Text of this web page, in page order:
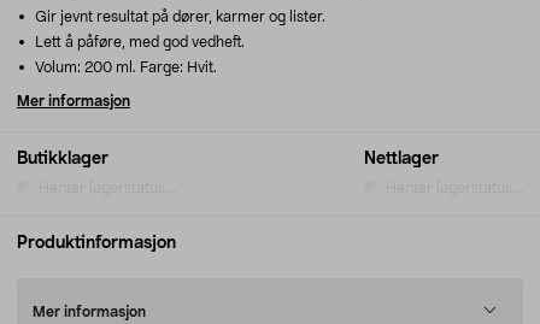
Butikklager Nettlager
Gir jevnt resultat på dører, karmer og lister.
Lett å påføre, med god vedheft.
Volum: 200 ml. Farge: Hvit.
Mer informasjon
Produktinformasjon
Mer informasjon